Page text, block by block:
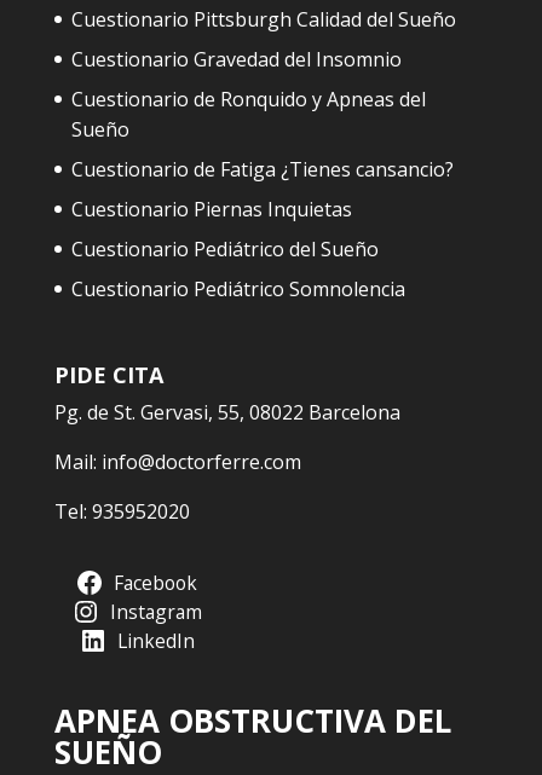
Cuestionario Pittsburgh Calidad del Sueño
Cuestionario Gravedad del Insomnio
Cuestionario de Ronquido y Apneas del
Sueño
Cuestionario de Fatiga ¿Tienes cansancio?
Cuestionario Piernas Inquietas
Cuestionario Pediátrico del Sueño
Cuestionario Pediátrico Somnolencia
PIDE CITA
Pg. de St. Gervasi, 55, 08022 Barcelona
Mail: info@doctorferre.com
Tel: 935952020
Facebook
Instagram
LinkedIn
APNEA OBSTRUCTIVA DEL
SUEÑO